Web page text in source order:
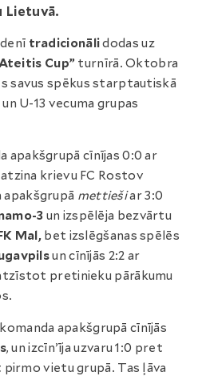
Lietuvā.
tradicionālidodas uz
Cup” turnīrā. Oktobra
savus spēkus starptautiskā
U-13 vecuma grupas
apakšgrupā cīnījas 0:0 ar
krievu FC Rostov
apakšgrupā mettiešiar 3:0
3 un izspēlēja bezvārtu
Mal, bet izslēgšanas spēlēs
un cīnījās 2:2 ar
pretinieku pārākumu
apakšgrupā cīnījās
, un izcīn’īja uzvaru 1:0 pret
vietu grupā. Tas ļāva